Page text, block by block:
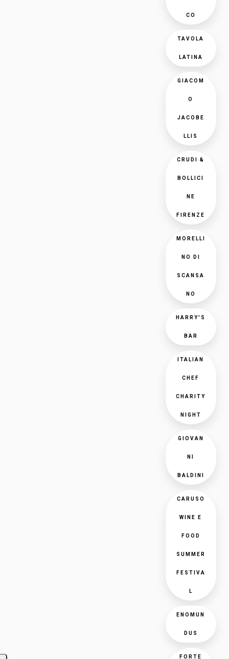
CO
TAVOLA
LATINA
GIACOM
O
JACOBE
LLIS
CRUDI &
BOLLICI
NE
FIRENZE
MORELLI
NO DI
SCANSA
NO
HARRY'S
BAR
ITALIAN
CHEF
CHARITY
NIGHT
GIOVAN
NI
BALDINI
CARUSO
WINE E
FOOD
SUMMER
FESTIVA
L
ENOMUN
DUS
FORTE